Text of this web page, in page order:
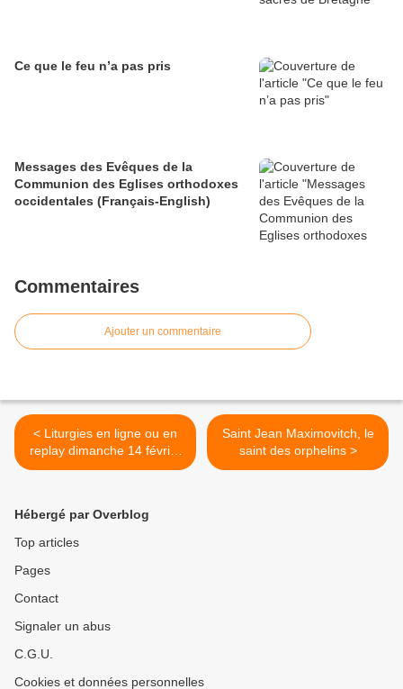
Ce que le feu n’a pas pris
Messages des Evêques de la
Communion des Eglises orthodoxes
occidentales (Français-English)
Commentaires
Ajouter un commentaire
< Liturgies en ligne ou en
replay dimanche 14 février
et quelques enseignements
Saint Jean Maximovitch, le
saint des orphelins >
Hébergé par Overblog
Top articles
Pages
Contact
Signaler un abus
C.G.U.
Cookies et données personnelles